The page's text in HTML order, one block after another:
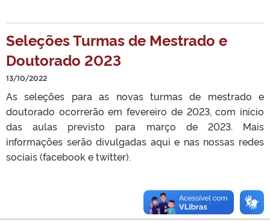
Seleções Turmas de Mestrado e
Doutorado 2023
13/10/2022
As seleções para as novas turmas de mestrado e
doutorado ocorrerão em fevereiro de 2023, com início
das aulas previsto para março de 2023. Mais
informações serão divulgadas aqui e nas nossas redes
sociais (facebook e twitter).